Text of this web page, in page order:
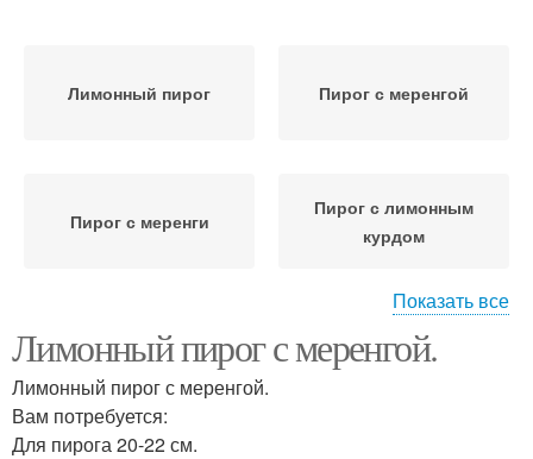
Лимонный пирог Пирог с меренгой
Пирог с меренги
Пирог с лимонным
курдом
Пирог с лимоном Лимонный тарт
Показать все
Лимонный пирог с меренгой.
Лимонный пирог с меренгой.
Вам потребуется:
Для пирога 20-22 см.